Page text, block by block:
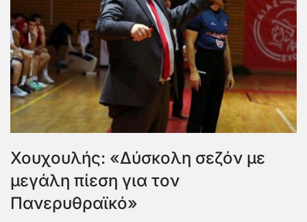
Χουχουλής: «Δύσκολη σεζόν με
μεγάλη πίεση για τον
Πανερυθραϊκό»